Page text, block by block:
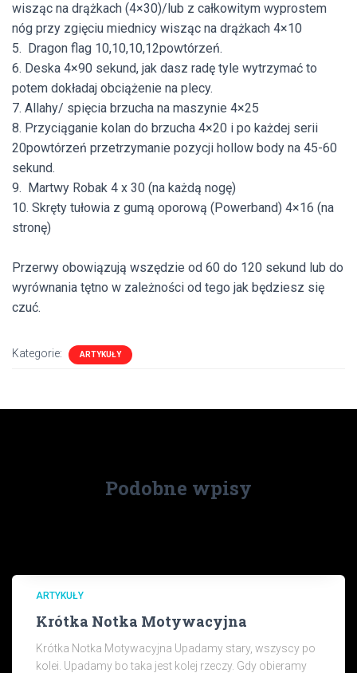
wisząc na drążkach (4×30)/lub z całkowitym wyprostem
nóg przy zgięciu miednicy wisząc na drążkach 4×10
5. Dragon flag 10,10,10,12powtórzeń.
6. Deska 4×90 sekund, jak dasz radę tyle wytrzymać to
potem dokładaj obciążenie na plecy.
7. Allahy/ spięcia brzucha na maszynie 4×25
8. Przyciąganie kolan do brzucha 4×20 i po każdej serii
20powtórzeń przetrzymanie pozycji hollow body na 45-60
sekund.
9. Martwy Robak 4 x 30 (na każdą nogę)
10. Skręty tułowia z gumą oporową (Powerband) 4×16 (na
stronę)
Przerwy obowiązują wszędzie od 60 do 120 sekund lub do
wyrównania tętno w zależności od tego jak będziesz się
czuć.
Kategorie: ARTYKUŁY
Podobne wpisy
ARTYKUŁY
Krótka Notka Motywacyjna
Krótka Notka Motywacyjna Upadamy stary, wszyscy po
kolei. Upadamy bo taka jest kolej rzeczy. Gdy obieramy